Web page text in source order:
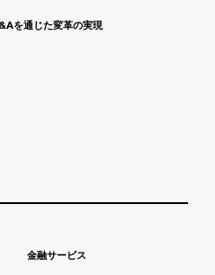
通じた変革の実現
金融サービス